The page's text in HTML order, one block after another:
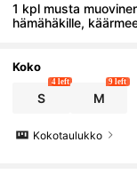
1 kpl musta
hämähäkille,
Koko
S
4 left
M
9 left
Kokotaulukko